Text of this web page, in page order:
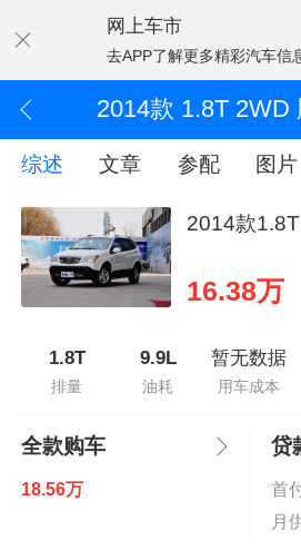
网上车市
去APP了解更多精彩汽车信
综述 文章 参配 图片
2014款
16.38万
1.8T
排量
9.9L
油耗
暂无数据
用车成本
全款购车
18.56万
贷
首
月